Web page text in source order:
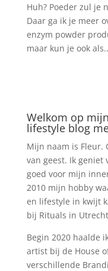
Huh? Poeder zul je
Daar ga ik je meer
enzym powder
maar kun je ook
Welkom op
lifestyle blog
Mijn naam is Fleur.
van geest. Ik geniet
goed voor mijn
2010 mijn hobby
en lifestyle in kwijt
bij Rituals in
Begin 2020 haalde
artist bij de House
verschillende